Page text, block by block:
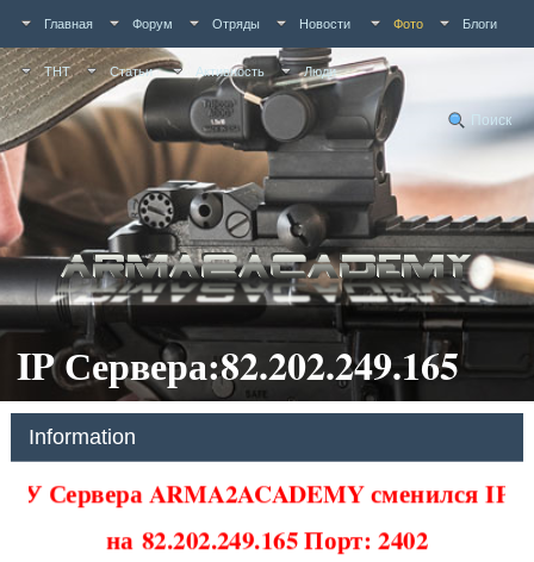
Главная Форум Отряды Новости Фото Блоги
ТНТ Статьи Активность Люди
Поиск
IP Сервера:82.202.249.165
Information
У Сервера ARMA2ACADEMY сменился IP
на82.202.249.165 Порт: 2402